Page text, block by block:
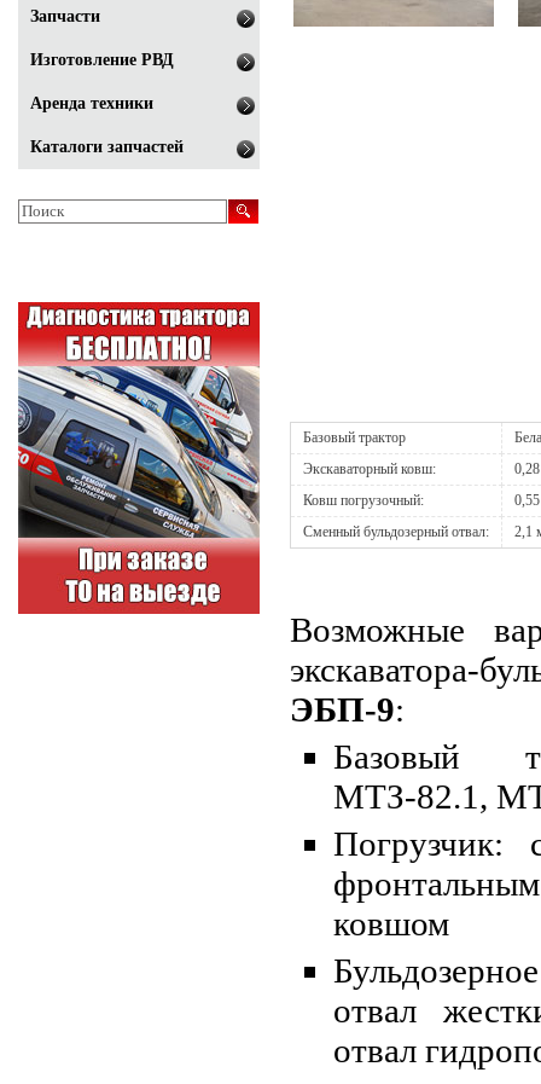
Базовый трактор
Экскаваторный ковш:
Ковш погрузочный:
Сменный бульдозерный отвал:
2,1
Возможные
экскаватора-
ЭБП-9:
Базовый
МТЗ-82.1,
Погрузчик:
ковшом
отвал
отвал
Запчасти
Изготовление РВД
Аренда техники
Каталоги запчастей